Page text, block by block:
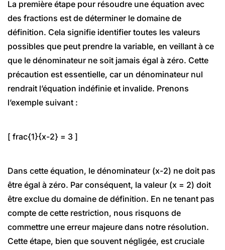
La première étape pour résoudre une équation avec
des fractions est de déterminer le domaine de
définition. Cela signifie identifier toutes les valeurs
possibles que peut prendre la variable, en veillant à ce
que le dénominateur ne soit jamais égal à zéro. Cette
précaution est essentielle, car un dénominateur nul
rendrait l’équation indéfinie et invalide. Prenons
l’exemple suivant :
[ frac{1}{x-2} = 3 ]
Dans cette équation, le dénominateur (x-2) ne doit pas
être égal à zéro. Par conséquent, la valeur (x = 2) doit
être exclue du domaine de définition. En ne tenant pas
compte de cette restriction, nous risquons de
commettre une erreur majeure dans notre résolution.
Cette étape, bien que souvent négligée, est cruciale